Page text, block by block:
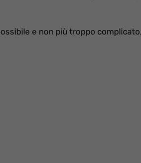
e non più troppo